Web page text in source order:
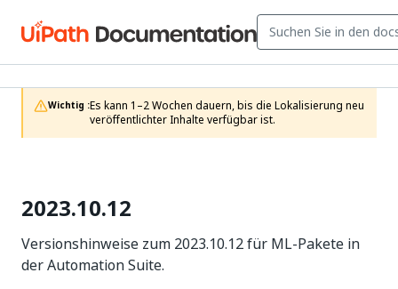
Wichtig :Es kann 1–2 Wochen dauern, bis die Lokalisierung neu
veröffentlichter Inhalte verfügbar ist.
2023.10.12
Versionshinweise zum 2023.10.12 für ML-Pakete in
der Automation Suite.